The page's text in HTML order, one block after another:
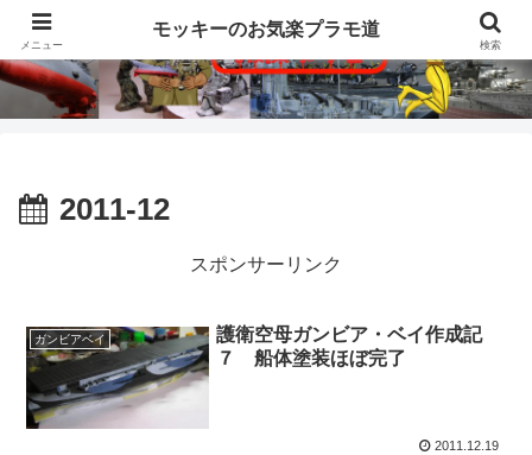
2011-12
スポンサーリンク
ガンビアベイ
護衛空母ガンビア・ベイ作成記
７ 船体塗装ほぼ完了
2011.12.19
メニュー
モッキーのお気楽プラモ道
検索